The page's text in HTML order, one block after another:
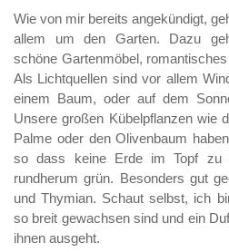
Wie von mir bereits angekündigt,
allem um den Garten. Dazu
schöne Gartenmöbel,
Als Lichtquellen sind vor allem
einem Baum, oder auf dem
Unsere großen Kübelpflanzen wie
Palme oder den Olivenbaum
so dass keine Erde im Topf zu
rundherum grün. Besonders gut
und Thymian. Schaut selbst, ich
so breit gewachsen sind und ein
ihnen ausgeht.